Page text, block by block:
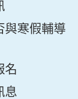
與寒假輔導
名
息